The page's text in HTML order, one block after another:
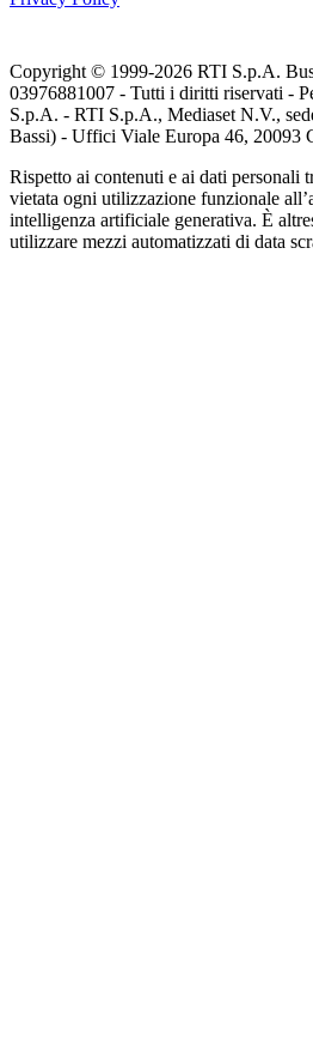
Copyright © 1999-2026 RTI S.p.A.
03976881007 - Tutti i diritti riservati -
S.p.A. - RTI S.p.A., Mediaset N.V.,
Bassi) - Uffici Viale Europa 46, 20093
Rispetto ai contenuti e ai dati personali
vietata ogni utilizzazione funzionale
intelligenza artificiale generativa. È
utilizzare mezzi automatizzati di data